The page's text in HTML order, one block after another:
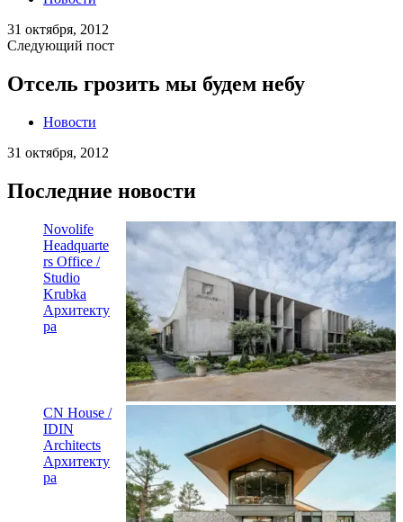
31 октября, 2012
Следующий пост
Отсель грозить мы будем небу
Новости
31 октября, 2012
Последние новости
Novolife
Headquarte
rs Office /
Studio
Krubka
Архитекту
ра
CN House /
IDIN
Architects
Архитекту
ра